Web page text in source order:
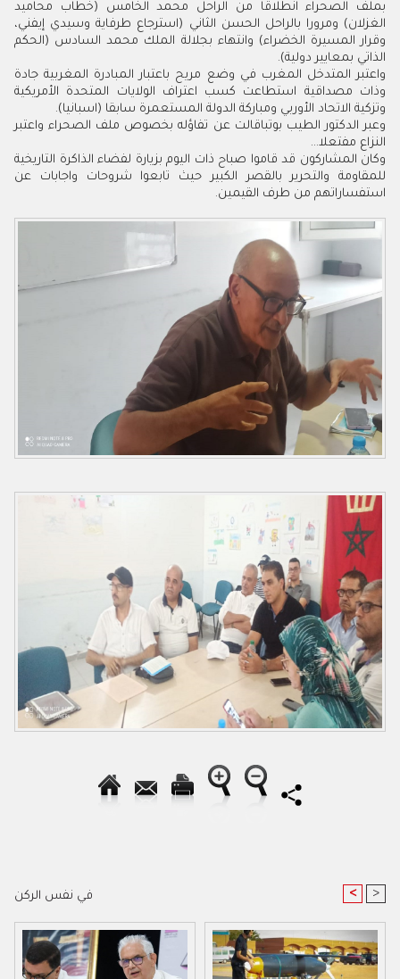
بملف الصحراء انطلاقا من الراحل محمد الخامس (خطاب محاميد
الغزلان) ومرورا بالراحل الحسن الثاني (استرجاع طرفاية وسيدي إيفني،
وقرار المسيرة الخضراء) وانتهاء بجلالة الملك محمد السادس (الحكم
الذاتي بمعايير دولية).
واعتبر المتدخل المغرب في وضع مريح باعتبار المبادرة المغربية جادة
وذات مصداقية استطاعت كسب اعتراف الولايات المتحدة الأمريكية
وتزكية الاتحاد الأوربي ومباركة الدولة المستعمرة سابقا (اسبانيا).
وعبر الدكتور الطيب بوتباقالت عن تفاؤله بخصوص ملف الصحراء واعتبر
النزاع مفتعلا...
وكان المشاركون قد قاموا صباح ذات اليوم بزيارة لفضاء الذاكرة التاريخية
للمقاومة والتحرير بالقصر الكبير حيث تابعوا شروحات واجابات عن
استفساراتهم من طرف القيمين.
في نفس الركن < >